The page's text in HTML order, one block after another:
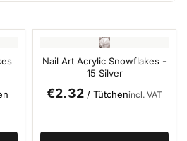
Nail Art Acrylic Snowflakes -
15 Silver
€2.32/ Tütchenincl. VAT